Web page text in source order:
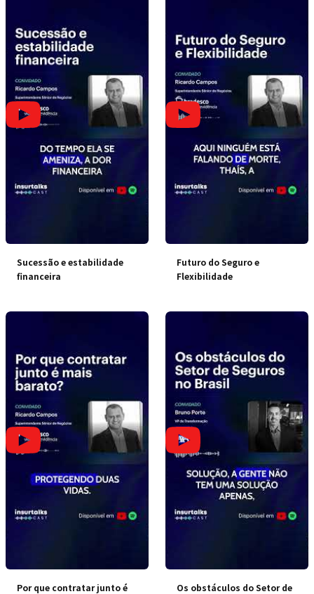
Sucessão e estabilidade
financeira
Futuro do Seguro e
Flexibilidade
Por que contratar junto é
Os obstáculos do Setor de